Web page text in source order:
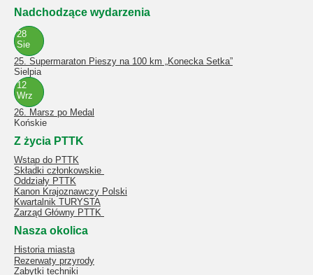
Nadchodzące wydarzenia
28
Sie
25. Supermaraton Pieszy na 100 km „Konecka Setka”
Sielpia
12
Wrz
26. Marsz po Medal
Końskie
Z życia PTTK
Wstąp do PTTK
Składki członkowskie
Oddziały PTTK
Kanon Krajoznawczy Polski
Kwartalnik TURYSTA
Zarząd Główny PTTK
Nasza okolica
Historia miasta
Rezerwaty przyrody
Zabytki techniki